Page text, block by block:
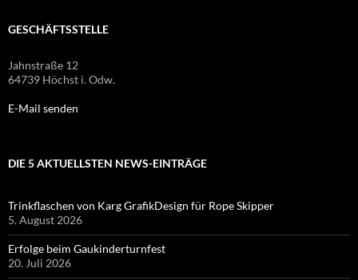
GESCHÄFTSSTELLE
Jahnstraße 12
64739 Höchst i. Odw.
E-Mail senden
DIE 5 AKTUELLSTEN NEWS-EINTRÄGE
Trinkflaschen von Karg GrafikDesign für Rope Skipper
5. August 2026
Erfolge beim Gaukinderturnfest
20. Juli 2026